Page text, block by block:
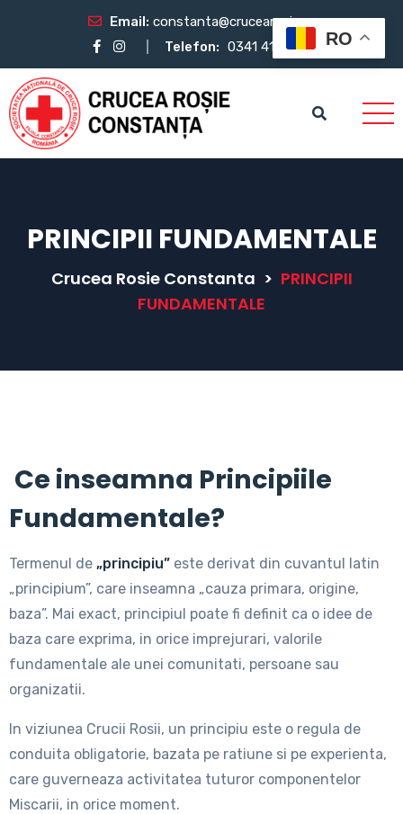
Email: constanta@crucearosie.ro
Telefon: 0341 412 483
PRINCIPII FUNDAMENTALE
Crucea Rosie Constanta > PRINCIPII
FUNDAMENTALE
Ce inseamna Principiile
Fundamentale?
Termenul de „principiu” este derivat din cuvantul latin
„principium”, care inseamna „cauza primara, origine,
baza”. Mai exact, principiul poate fi definit ca o idee de
baza care exprima, in orice imprejurari, valorile
fundamentale ale unei comunitati, persoane sau
organizatii.
In viziunea Crucii Rosii, un principiu este o regula de
conduita obligatorie, bazata pe ratiune si pe experienta,
care guverneaza activitatea tuturor componentelor
Miscarii, in orice moment.
RO